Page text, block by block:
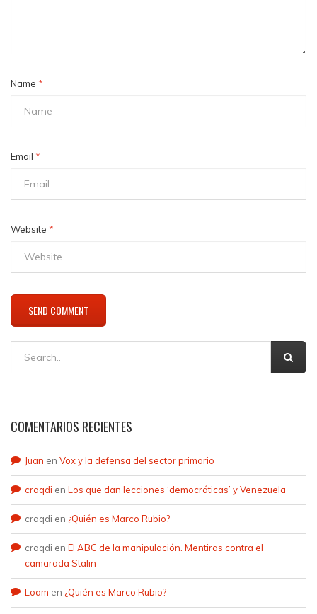
Name *
Email *
Website *
COMENTARIOS RECIENTES
Juan en Vox y la defensa del sector primario
craqdi en Los que dan lecciones ‘democráticas’ y Venezuela
craqdi en ¿Quién es Marco Rubio?
craqdi en El ABC de la manipulación. Mentiras contra el
camarada Stalin
Loam en ¿Quién es Marco Rubio?